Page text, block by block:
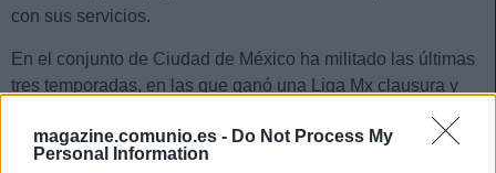
magazine.comunio.es - Do Not Process My
Personal Information
con sus servicios.
En el conjunto de Ciudad de México ha militado las últimas
tres temporadas, en las que ganó una Liga Mx clausura y
contrato con la entidad y decidió no renovarlo para afrontar
su primera aventura en Europa de la mano del Celta. Ha